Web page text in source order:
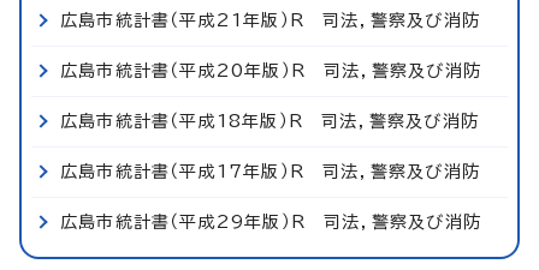
広島市統計書（平成21年版）R 司法，警察及び消防
広島市統計書（平成20年版）R 司法，警察及び消防
広島市統計書（平成18年版）R 司法，警察及び消防
広島市統計書（平成17年版）R 司法，警察及び消防
広島市統計書（平成29年版）R 司法，警察及び消防